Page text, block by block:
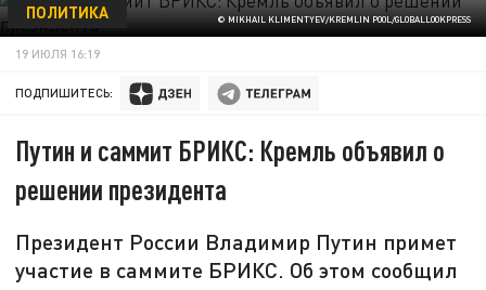
© MIKHAIL KLIMENTYEV/KREMLIN POOL/GLOBALLOOKPRESS
ПОЛИТИКА
19 ИЮЛЯ 16:19
ПОДПИШИТЕСЬ:
Путин и саммит БРИКС: Кремль объявил о
решении президента
Президент России Владимир Путин примет
участие в саммите БРИКС. Об этом сообщил